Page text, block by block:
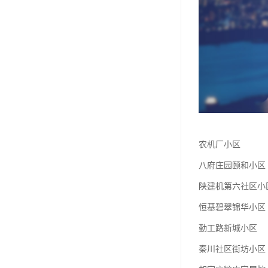
农机厂小区
八府庄园颐和小区
陕建机第六社区小
恒基碧翠锦华小区
勤工路新城小区
秦川社区街坊小区